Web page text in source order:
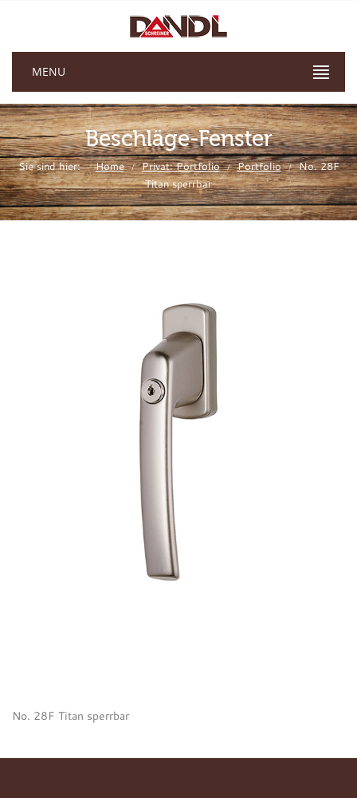
MENU
Beschläge-Fenster
Sie sind hier: Home / Privat: Portfolio / Portfolio /
No. 28F
Titan sperrbar
No. 28F Titan sperrbar